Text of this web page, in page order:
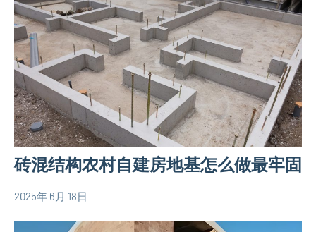
米
别
墅
设
计
图
150
平
米
墅
砖混结构农村自建房地基怎么做最牢固
村
2025年 6月 18日
yacool